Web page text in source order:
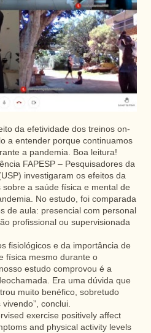
da efetividade dos treinos on-
a entender porque continuamos
a pandemia. Boa leitura!
FAPESP – Pesquisadores da
investigaram os efeitos da
a saúde física e mental de
No estudo, foi comparada
de aula: presencial com personal
profissional ou supervisionada
fisiológicos e da importância de
física mesmo durante o
estudo comprovou é a
Era uma dúvida que
muito benéfico, sobretudo
conclui.
exercise positively affect
and physical activity levels